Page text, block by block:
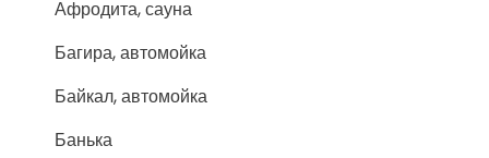
Афродита, сауна
Багира, автомойка
Байкал, автомойка
Банька